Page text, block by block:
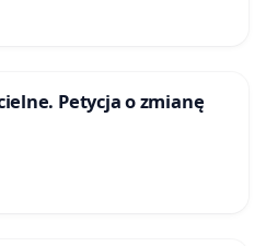
Petycja o zmianę